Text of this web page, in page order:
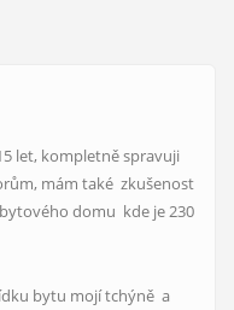
let, kompletně spravuji
mám také zkušenost
domu kde je 230
bytu mojí tchýně a